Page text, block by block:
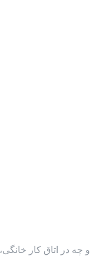
اتاق کار خانگی،